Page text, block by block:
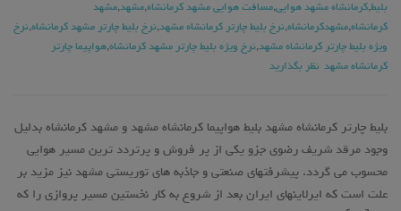
بلیط,کرمانشاه مشهد هوایی,مسافت هوایی مشهد کرمانشاه,مشهد,مشهد
کرمانشاه,مشهدکرمانشاه,نرخ بلیط چارتر کرمانشاه مشهد,نرخ بلیط چارتر مشهد کرمانشاه,نرخ
ویژه بلیط چارتر کرمانشاه مشهد,نرخ ویژه بلیط چارتر مشهد کرمانشاه,هواپیما چارتر
کرمانشاه مشهد نظر بگذارید
بلیط چارتر کرمانشاه مشهد بلیط هواپیما کرمانشاه مشهد و مشهد کرمانشاه بدلیل
وجود مرقد شریف رضوی جزو یکی از پر فروش و پرتردد ترین مسیر هوایی
محسوب می گردد. پیشرفتهای صنعتی و جاذبه های توریستی مشهد نیز مزید بر
علت است که ایرلاینهای ایران بعد از شروع به کار نخستین مسیر پروازی را که